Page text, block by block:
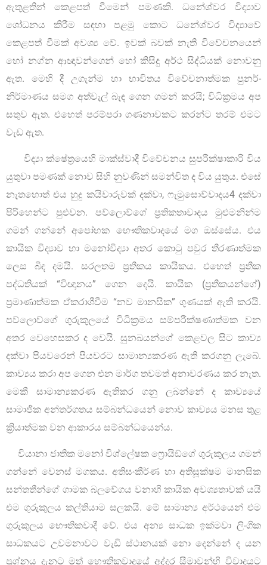
ඇතුළතින් කෙළපත් වීමෙන් පමණකි. ධනේශ්වර විද්‍යාව
ශෝධනය කිරීම සඳහා පළමු කොට ධනේශ්වර විද්‍යාවේ
කෙළපත් වීමක් අවශ්‍ය වේ. ඉවක් බවක් නැති විවේචනයෙන්
හෝ නග්න ආඥාවන්ගෙන් හෝ කිසිදු අර්ථ සිද්ධියක් නොවනු
ඇත. මෙහි දී උගැන්ම හා භාවිතය විවේචනාත්මක පුනර්-
නිර්මාණය සමග අත්වැල් බැඳ ගෙන ගමන් කරයි; විධික්‍රමය අප
සතුව ඇත. එහෙත් පරම්පරා ගණනාවකට කරන්ට තරම් එමට
වැඩ ඇත.
විද්‍යා ක්ෂේත්‍රයෙහි මාක්ස්වාදී විවේචනය සුපරීක්ෂාකාරි විය
යුතුවා පමණක් නොව සිහි නුවණින් සමන්විත ද විය යුතුය. එසේ
නැතහොත් එය හුදු කයිවාරුවක් දක්වා, ෆැමුසොව්වාදය4 දක්වා
පිරිහෙන්ට පුළුවන. පව්ලොව්ගේ ප්‍රතිකතාවාදය මුළුමනින්ම
ගමන් ගන්නේ අපෝහක භෞතිකවාදයේ මග ඔස්සේය. එය
කායික විද්‍යාව හා මනෝවිද්‍යා අතර කොටු පවුර තීරණාත්මක
ලෙස බිඳ දමයි. සරලතම ප්‍රතීකය කායිකය. එහෙත් ප්‍රතීක
පද්ධතියක් “විඥානය” ගෙන දෙයි. කායික (ප්‍රතීකයන්ගේ)
ප්‍රමාණාත්මක ඒකරාශීවීම “නව මානසික” ගුණයක් ඇති කරයි.
පව්ලොව්ගේ ගුරුකුලයේ විධික්‍රමය සම්පරීක්ෂණාත්මක වන
අතර වෙහෙසකර ද වෙයි. සුනඛයන්ගේ කෙළවල සිට කාව්‍ය
දක්වා පියවරෙන් පියවරට සාමාන්‍යකරණ ඇති කරගනු ලැබේ.
කාව්‍යය කරා අප ගෙන එන මාර්ග තවමත් අනාවරණය කර නැත.
මෙකී සාමාන්‍යකරණ ඇතිකර ගනු ලබන්නේ ද කාව්‍යයේ
සාමාජික අන්තර්ගතය සම්බන්ධයෙන් නොව කාව්‍යය මනස තුළ
ක්‍රියාත්මක වන ආකාරය සම්බන්ධයෙන්ය.
වියානා ජාතික මනෝ විශ්ලේෂක ෆ්‍රොයිඞ්ගේ ගුරුකුලය ගමන්
ගන්නේ වෙනස් මගකය. අතිසංකීර්ණ හා අතිසූක්ෂම මානසික
සන්තතීන්ගේ ගාමක බලවේගය වනාහි කායික අවශ්‍යතාවක් යයි
එම ගුරුකුලය කල්තියාම සලකයි. මේ සාමාන්‍ය අර්ථයෙන් එම
ගුරුකුලය භෞතිකවාදී වේ. එය අන්‍ය සාධක ඉක්මවා ලිංගික
සාධකයට උවමනාවට වැඩි ස්ථානයක් නො දෙන්නේ ද යන
ප්‍රශ්නය දැනට මත් භෞතිකවාදයේ අද්දර සීමාවන්හි විවාදයට